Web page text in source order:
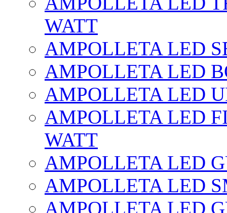
WATT
AMPOLLETA LED
AMPOLLETA LED
AMPOLLETA LED
AMPOLLETA LED
WATT
AMPOLLETA LED
AMPOLLETA LED
AMPOLLETA LED